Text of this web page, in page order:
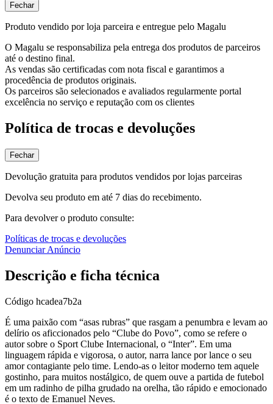
Fechar
Produto vendido por loja parceira e entregue pelo Magalu
O Magalu se responsabiliza pela entrega dos produtos de parceiros
até o destino final.
As vendas são certificadas com nota fiscal e garantimos a
procedência de produtos originais.
Os parceiros são selecionados e avaliados regularmente portal
excelência no serviço e reputação com os clientes
Política de trocas e devoluções
Fechar
Devolução gratuita para produtos vendidos por lojas parceiras
Devolva seu produto em até 7 dias do recebimento.
Para devolver o produto consulte:
Políticas de trocas e devoluções
Denunciar Anúncio
Descrição e ficha técnica
Código hcadea7b2a
É uma paixão com “asas rubras” que rasgam a penumbra e levam ao
delírio os aficcionados pelo “Clube do Povo”, como se refere o
autor sobre o Sport Clube Internacional, o “Inter”. Em uma
linguagem rápida e vigorosa, o autor, narra lance por lance o seu
amor contagiante pelo time. Lendo-as o leitor moderno tem aquele
gostinho, para muitos nostálgico, de quem ouve a partida de futebol
em um radinho de pilha grudado na orelha, tão rápido e emocionado
é o texto de Emanuel Neves.